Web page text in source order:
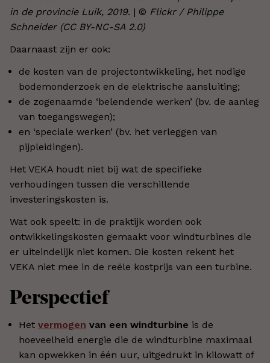
in de provincie Luik, 2019. | © Flickr / Philippe
Schneider (CC BY-NC-SA 2.0)
Daarnaast zijn er ook:
de kosten van de projectontwikkeling, het nodige
bodemonderzoek en de elektrische aansluiting;
de zogenaamde ‘belendende werken’ (bv. de aanleg
van toegangswegen);
en ‘speciale werken’ (bv. het verleggen van
pijpleidingen).
Het VEKA houdt niet bij wat de specifieke
verhoudingen tussen die verschillende
investeringskosten is.
Wat ook speelt: in de praktijk worden ook
ontwikkelingskosten gemaakt voor windturbines die
er uiteindelijk niet komen. Die kosten rekent het
VEKA niet mee in de reële kostprijs van een turbine.
Perspectief
Het vermogen van een windturbine is de
hoeveelheid energie die de windturbine maximaal
kan opwekken in één uur, uitgedrukt in kilowatt of